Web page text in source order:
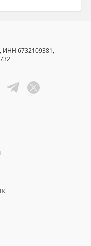
ИНН 6732109381,